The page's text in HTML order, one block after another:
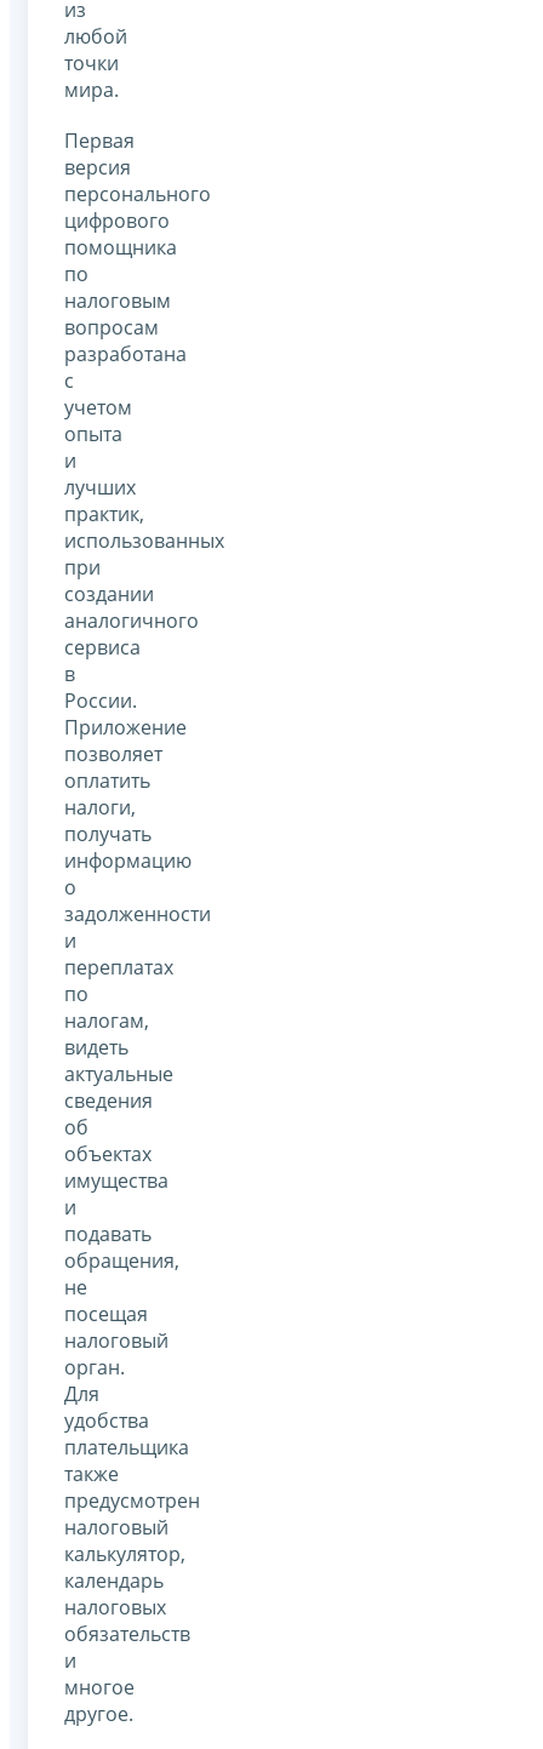
из
любой
точки
мира.
Первая
версия
персонального
цифрового
помощника
по
налоговым
вопросам
разработана
с
учетом
опыта
и
лучших
практик,
использованных
при
создании
аналогичного
сервиса
в
России.
Приложение
позволяет
оплатить
налоги,
получать
информацию
о
задолженности
и
переплатах
по
налогам,
видеть
актуальные
сведения
об
объектах
имущества
и
подавать
обращения,
не
посещая
налоговый
орган.
Для
удобства
плательщика
также
предусмотрен
налоговый
калькулятор,
календарь
налоговых
обязательств
и
многое
другое.